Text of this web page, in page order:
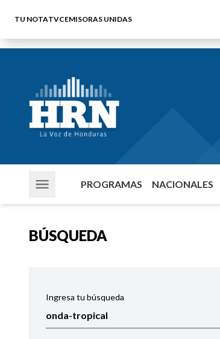
TU NOTATVCEMISORAS UNIDAS
PROGRAMAS NACIONALES
BÚSQUEDA
Ingresa tu búsqueda